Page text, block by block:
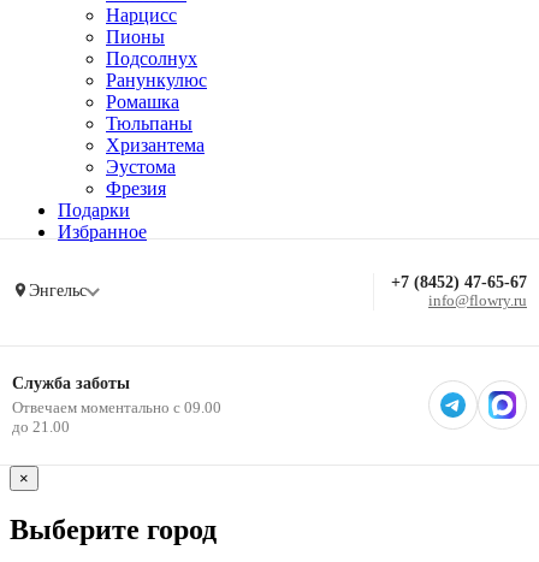
Нарцисс
Пионы
Подсолнух
Ранункулюс
Ромашка
Тюльпаны
Хризантема
Эустома
Фрезия
Подарки
Избранное
Энгельс +7 (8452) 47-65-67
info@flowry.ru
Служба заботы
Отвечаем моментально с 09.00
до 21.00
×
Выберите город